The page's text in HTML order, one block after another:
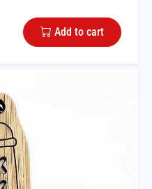
Add to cart